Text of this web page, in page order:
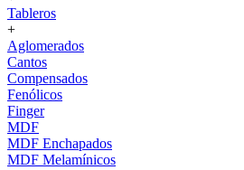
Tableros
+
Aglomerados
Cantos
Compensados
Fenólicos
Finger
MDF
MDF Enchapados
MDF Melamínicos